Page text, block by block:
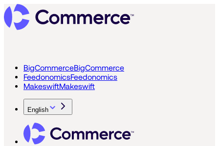
BigCommerceBigCommerce
FeedonomicsFeedonomics
MakeswiftMakeswift
English